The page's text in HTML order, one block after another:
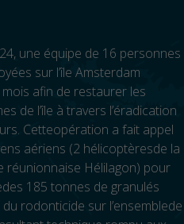
une équipe de 16 personnes
sur l’île Amsterdam
afin de restaurer les
de l’île à travers l’éradication
Cetteopération a fait appel
aériens (2 hélicoptèresde la
réunionnaise Hélilagon) pour
185 tonnes de granulés
rodonticide sur l’ensemblede